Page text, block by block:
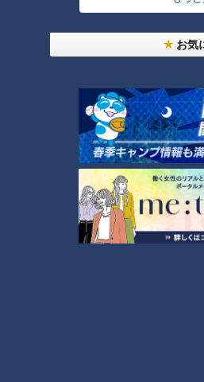
お気
画像：CBCテレビ『道との遭遇』
（道マニア・石井良依さん）
「ROUTEのスペルに誤りがある」
正しくは「ROUTE」と表記される
います。誤った標識はすでに撤去
いそうです。